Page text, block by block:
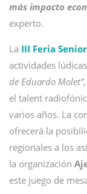
más impacto
experto.
La III Feria
actividades
de Eduardo Molet”
el talent
varios años. La
ofrecerá la
regionales a los
la organización
este juego de